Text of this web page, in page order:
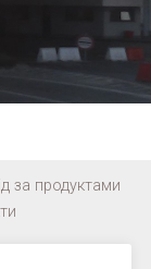
за продуктами